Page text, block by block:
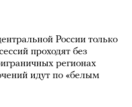
России только
проходят без
регионах
идут по «белым